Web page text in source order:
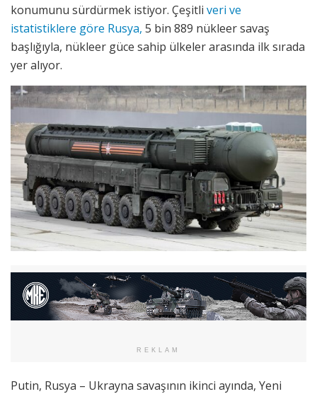
konumunu sürdürmek istiyor. Çeşitli veri ve
istatistiklere göre Rusya, 5 bin 889 nükleer savaş
başlığıyla, nükleer güce sahip ülkeler arasında ilk sırada
yer alıyor.
REKLAM
Putin, Rusya – Ukrayna savaşının ikinci ayında, Yeni